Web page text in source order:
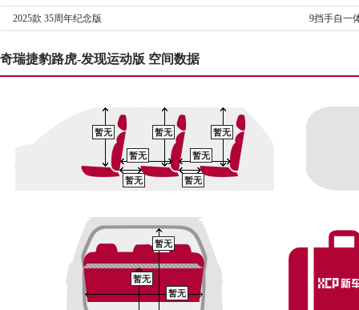
2025款 35周年纪念版 9挡手自一
奇瑞捷豹路虎-发现运动版 空间数据
暂无 暂无 暂无
暂无
暂无 暂无
暂无
暂无
暂无
暂无